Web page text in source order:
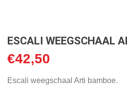
ESCALI WEEGSCHAAL
€42,50
Escali weegschaal Arti bamboe.